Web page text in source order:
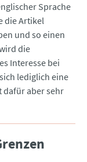
Sprache
die Artikel
und so einen
die
Interesse bei
lediglich eine
dafür aber sehr